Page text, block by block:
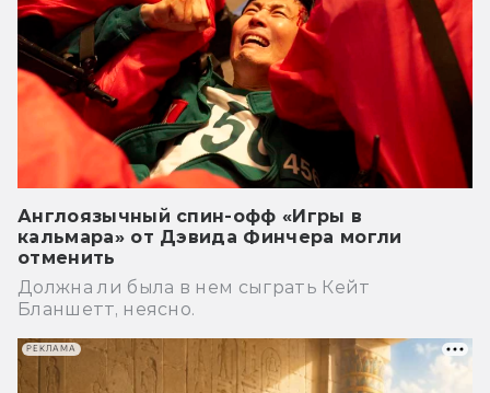
Англоязычный спин-офф «Игры в
кальмара» от Дэвида Финчера могли
отменить
Должна ли была в нем сыграть Кейт
Бланшетт, неясно.
РЕКЛАМА